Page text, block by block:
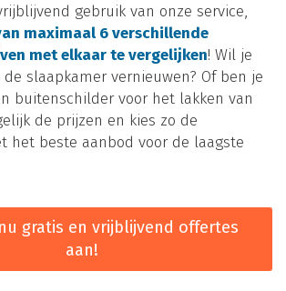
gebruik van onze service,
maximaal 6 verschillende
met elkaar te vergelijken! Wil je
slaapkamer vernieuwen? Of ben je
buitenschilder voor het lakken van
de prijzen en kies zo de
het beste aanbod voor de laagste
gratis en vrijblijvend offertes
aan!